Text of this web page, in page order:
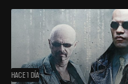
HACE 1 DÍA